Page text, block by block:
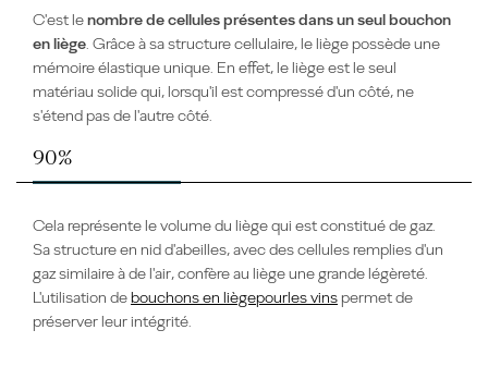
C'est lenombre de cellules présentes dans un seul bouchon
en liège. Grâce à sa structure cellulaire, le liègepossèdeune
mémoire élastique unique. En effet, le liège est le seul
matériau solide qui, lorsqu'il est compressé d'un côté, ne
s'étend pas de l'autre côté.
90%
Cela représente le volume du liègequi estconstituéde gaz.
Sa structure en nid d'abeilles, avec des cellules remplies d'un
gaz similaire à de l'air, confère au liègeune grande légèreté.
L'utilisation debouchons en liègepourles vinspermet de
préserverleur intégrité.